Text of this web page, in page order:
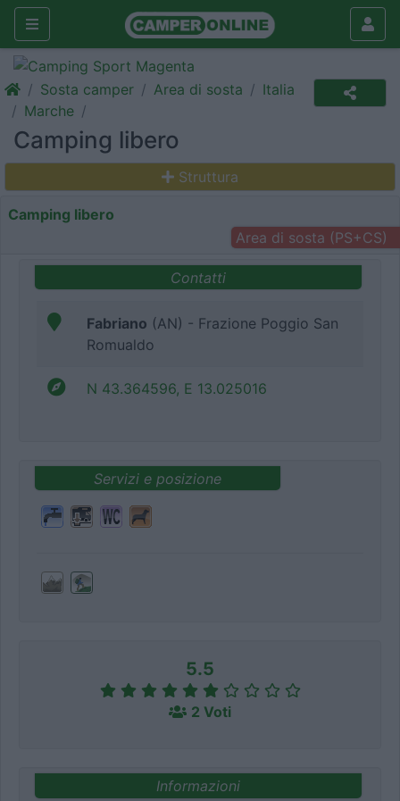
Sosta camper Area di sosta
Italia
Marche
Camping libero
Struttura
Camping libero
Area di sosta (PS+CS)
Contatti
Fabriano (AN) - Frazione Poggio San
Romualdo
N 43.364596, E 13.025016
Servizi e posizione
5.5
2 Voti
Informazioni